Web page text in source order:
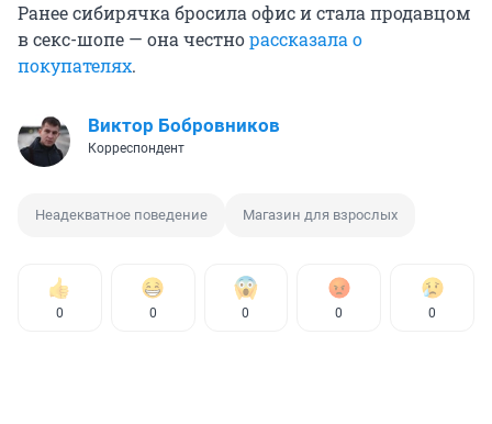
Ранее сибирячка бросила офис и стала продавцом
в секс-шопе — она честнорассказала о
покупателях.
Виктор Бобровников
Корреспондент
Неадекватное поведение Магазин для взрослых
0 0 0 0 0